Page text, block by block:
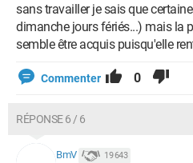
sans travailler je sais que
dimanche jours fériés...) mais la
semble être acquis puisqu'elle
Commenter 0
RÉPONSE 6 / 6
BmV 19 643